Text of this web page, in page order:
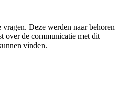
Deze werden naar behoren
over de communicatie met dit
vinden.